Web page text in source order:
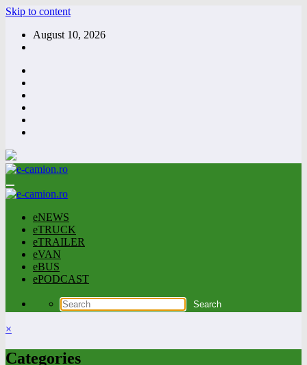
Skip to content
August 10, 2026
eNEWS
eTRUCK
eTRAILER
eVAN
eBUS
ePODCAST
×
Categories